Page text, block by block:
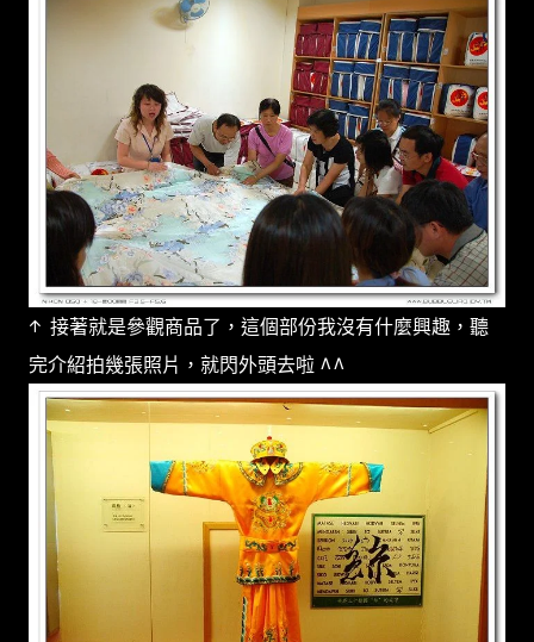
↑ 接著就是參觀商品了，這個部份我沒有什麼興趣，聽
完介紹拍幾張照片，就閃外頭去啦 ^^